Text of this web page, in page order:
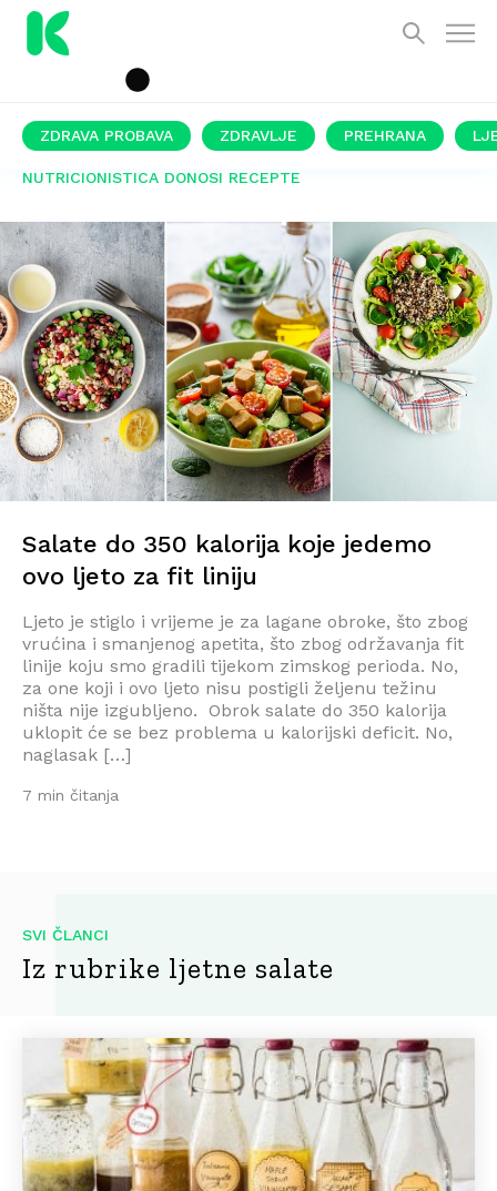
ZDRAVA PROBAVA ZDRAVLJE PREHRANA
NUTRICIONISTICA DONOSI RECEPTE
Salate do 350 kalorija koje jedemo
ovo ljeto za fit liniju
Ljeto je stiglo i vrijeme je za lagane obroke, što zbog
vrućina i smanjenog apetita, što zbog održavanja fit
linije koju smo gradili tijekom zimskog perioda. No,
za one koji i ovo ljeto nisu postigli željenu težinu
ništa nije izgubljeno. Obrok salate do 350 kalorija
uklopit će se bez problema u kalorijski deficit. No,
naglasak […]
7 min čitanja
Iz rubrike ljetne salate
SVI ČLANCI